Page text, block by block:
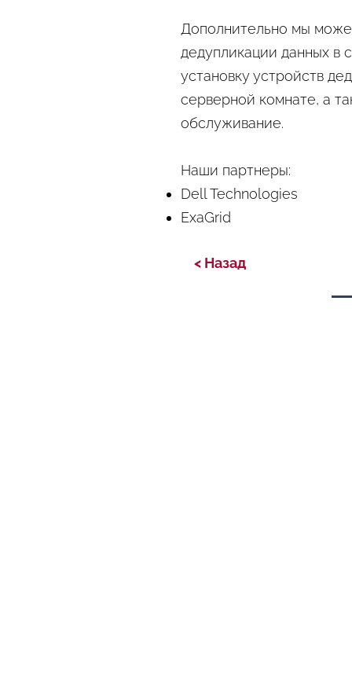
Дополнительно мы
дедупликации данных в
установку устройств
серверной комнате, а
обслуживание.
Наши партнеры:
Dell Technologies
ExaGrid
< Назад